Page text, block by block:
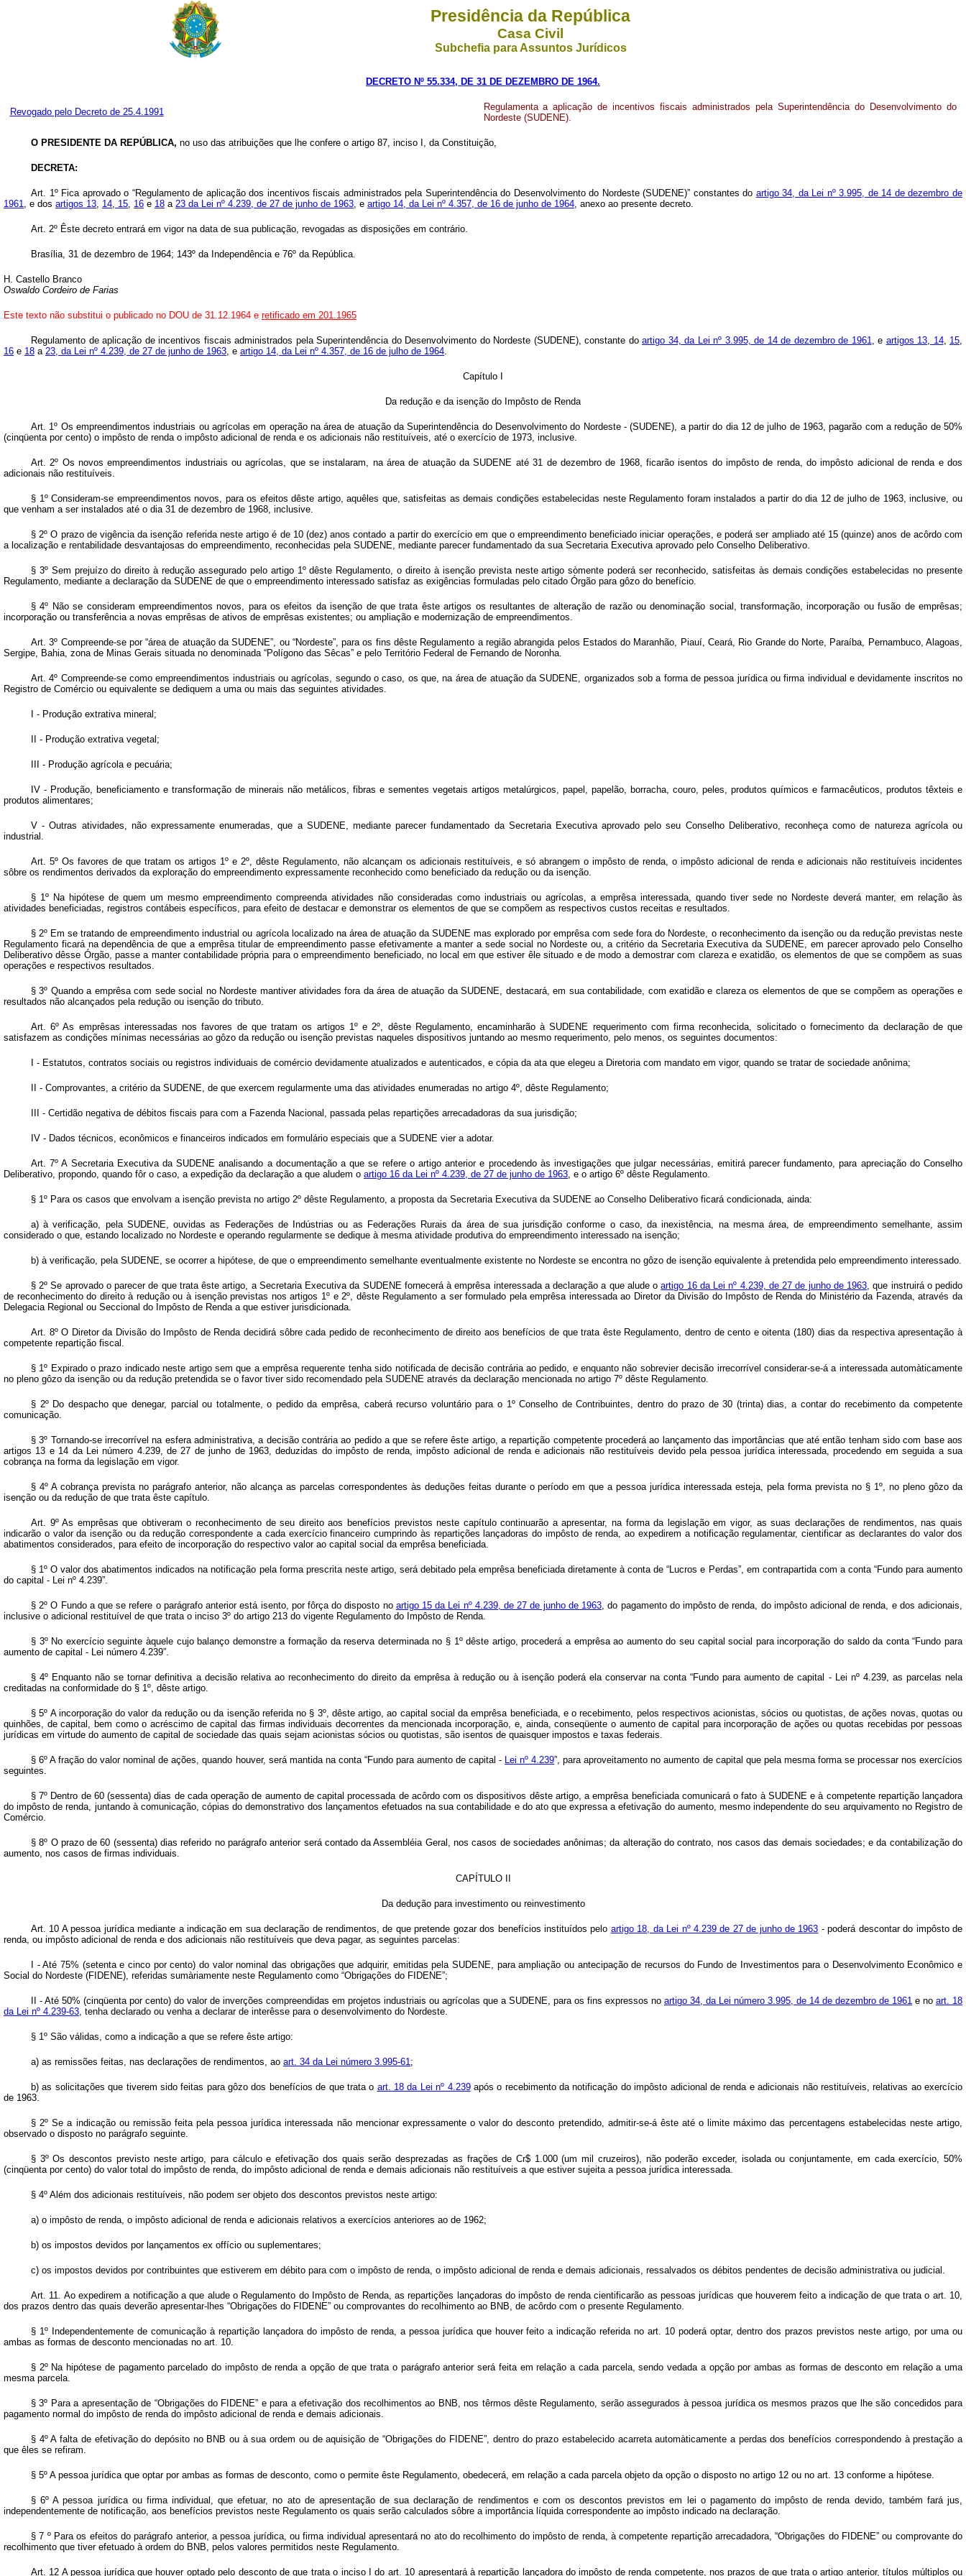
Presidência da República
Casa Civil
Subchefia para Assuntos Jurídicos
DECRETO Nº 55.334, DE 31 DE DEZEMBRO DE 1964.
Revogado pelo Decreto de 25.4.1991
Regulamenta a aplicação de incentivos fiscais administrados pela Superintendência do Desenvolvimento do
Nordeste (SUDENE).
O PRESIDENTE DA REPÚBLICA, no uso das atribuições que lhe confere o artigo 87, inciso I, da Constituição,
DECRETA:
Art. 1º Fica aprovado o “Regulamento de aplicação dos incentivos fiscais administrados pela Superintendência do Desenvolvimento do Nordeste (SUDENE)” constantes do artigo 34, da Lei nº 3.995, de 14 de dezembro de
1961, e dos artigos 13, 14, 15, 16 e 18 a 23 da Lei nº 4.239, de 27 de junho de 1963, e artigo 14, da Lei nº 4.357, de 16 de junho de 1964, anexo ao presente decreto.
Art. 2º Êste decreto entrará em vigor na data de sua publicação, revogadas as disposições em contrário.
Brasília, 31 de dezembro de 1964; 143º da Independência e 76º da República.
H. Castello Branco
Oswaldo Cordeiro de Farias
Este texto não substitui o publicado no DOU de 31.12.1964 e retificado em 201.1965
Regulamento de aplicação de incentivos fiscais administrados pela Superintendência do Desenvolvimento do Nordeste (SUDENE), constante do artigo 34, da Lei nº 3.995, de 14 de dezembro de 1961, e artigos 13, 14, 15,
16 e 18 a 23, da Lei nº 4.239, de 27 de junho de 1963, e artigo 14, da Lei nº 4.357, de 16 de julho de 1964.
Capítulo I
Da redução e da isenção do Impôsto de Renda
Art. 1º Os empreendimentos industriais ou agrícolas em operação na área de atuação da Superintendência do Desenvolvimento do Nordeste - (SUDENE), a partir do dia 12 de julho de 1963, pagarão com a redução de 50%
(cinqüenta por cento) o impôsto de renda o impôsto adicional de renda e os adicionais não restituíveis, até o exercício de 1973, inclusive.
Art. 2º Os novos empreendimentos industriais ou agrícolas, que se instalaram, na área de atuação da SUDENE até 31 de dezembro de 1968, ficarão isentos do impôsto de renda, do impôsto adicional de renda e dos
adicionais não restituíveis.
§ 1º Consideram-se empreendimentos novos, para os efeitos dêste artigo, aquêles que, satisfeitas as demais condições estabelecidas neste Regulamento foram instalados a partir do dia 12 de julho de 1963, inclusive, ou
que venham a ser instalados até o dia 31 de dezembro de 1968, inclusive.
§ 2º O prazo de vigência da isenção referida neste artigo é de 10 (dez) anos contado a partir do exercício em que o empreendimento beneficiado iniciar operações, e poderá ser ampliado até 15 (quinze) anos de acôrdo com
a localização e rentabilidade desvantajosas do empreendimento, reconhecidas pela SUDENE, mediante parecer fundamentado da sua Secretaria Executiva aprovado pelo Conselho Deliberativo.
§ 3º Sem prejuízo do direito à redução assegurado pelo artigo 1º dêste Regulamento, o direito à isenção prevista neste artigo sòmente poderá ser reconhecido, satisfeitas às demais condições estabelecidas no presente
Regulamento, mediante a declaração da SUDENE de que o empreendimento interessado satisfaz as exigências formuladas pelo citado Órgão para gôzo do benefício.
§ 4º Não se consideram empreendimentos novos, para os efeitos da isenção de que trata êste artigos os resultantes de alteração de razão ou denominação social, transformação, incorporação ou fusão de emprêsas;
incorporação ou transferência a novas emprêsas de ativos de emprêsas existentes; ou ampliação e modernização de empreendimentos.
Art. 3º Compreende-se por “área de atuação da SUDENE”, ou “Nordeste”, para os fins dêste Regulamento a região abrangida pelos Estados do Maranhão, Piauí, Ceará, Rio Grande do Norte, Paraíba, Pernambuco, Alagoas,
Sergipe, Bahia, zona de Minas Gerais situada no denominada “Polígono das Sêcas” e pelo Território Federal de Fernando de Noronha.
Art. 4º Compreende-se como empreendimentos industriais ou agrícolas, segundo o caso, os que, na área de atuação da SUDENE, organizados sob a forma de pessoa jurídica ou firma individual e devidamente inscritos no
Registro de Comércio ou equivalente se dediquem a uma ou mais das seguintes atividades.
I - Produção extrativa mineral;
II - Produção extrativa vegetal;
III - Produção agrícola e pecuária;
IV - Produção, beneficiamento e transformação de minerais não metálicos, fibras e sementes vegetais artigos metalúrgicos, papel, papelão, borracha, couro, peles, produtos químicos e farmacêuticos, produtos têxteis e
produtos alimentares;
V - Outras atividades, não expressamente enumeradas, que a SUDENE, mediante parecer fundamentado da Secretaria Executiva aprovado pelo seu Conselho Deliberativo, reconheça como de natureza agrícola ou
industrial.
Art. 5º Os favores de que tratam os artigos 1º e 2º, dêste Regulamento, não alcançam os adicionais restituíveis, e só abrangem o impôsto de renda, o impôsto adicional de renda e adicionais não restituíveis incidentes
sôbre os rendimentos derivados da exploração do empreendimento expressamente reconhecido como beneficiado da redução ou da isenção.
§ 1º Na hipótese de quem um mesmo empreendimento compreenda atividades não consideradas como industriais ou agrícolas, a emprêsa interessada, quando tiver sede no Nordeste deverá manter, em relação às
atividades beneficiadas, registros contábeis específicos, para efeito de destacar e demonstrar os elementos de que se compõem as respectivos custos receitas e resultados.
§ 2º Em se tratando de empreendimento industrial ou agrícola localizado na área de atuação da SUDENE mas explorado por emprêsa com sede fora do Nordeste, o reconhecimento da isenção ou da redução previstas neste
Regulamento ficará na dependência de que a emprêsa titular de empreendimento passe efetivamente a manter a sede social no Nordeste ou, a critério da Secretaria Executiva da SUDENE, em parecer aprovado pelo Conselho
Deliberativo dêsse Órgão, passe a manter contabilidade própria para o empreendimento beneficiado, no local em que estiver êle situado e de modo a demostrar com clareza e exatidão, os elementos de que se compõem as suas
operações e respectivos resultados.
§ 3º Quando a emprêsa com sede social no Nordeste mantiver atividades fora da área de atuação da SUDENE, destacará, em sua contabilidade, com exatidão e clareza os elementos de que se compõem as operações e
resultados não alcançados pela redução ou isenção do tributo.
Art. 6º As emprêsas interessadas nos favores de que tratam os artigos 1º e 2º, dêste Regulamento, encaminharão à SUDENE requerimento com firma reconhecida, solicitado o fornecimento da declaração de que
satisfazem as condições mínimas necessárias ao gôzo da redução ou isenção previstas naqueles dispositivos juntando ao mesmo requerimento, pelo menos, os seguintes documentos:
I - Estatutos, contratos sociais ou registros individuais de comércio devidamente atualizados e autenticados, e cópia da ata que elegeu a Diretoria com mandato em vigor, quando se tratar de sociedade anônima;
II - Comprovantes, a critério da SUDENE, de que exercem regularmente uma das atividades enumeradas no artigo 4º, dêste Regulamento;
III - Certidão negativa de débitos fiscais para com a Fazenda Nacional, passada pelas repartições arrecadadoras da sua jurisdição;
IV - Dados técnicos, econômicos e financeiros indicados em formulário especiais que a SUDENE vier a adotar.
Art. 7º A Secretaria Executiva da SUDENE analisando a documentação a que se refere o artigo anterior e procedendo às investigações que julgar necessárias, emitirá parecer fundamento, para apreciação do Conselho
Deliberativo, propondo, quando fôr o caso, a expedição da declaração a que aludem o artigo 16 da Lei nº 4.239, de 27 de junho de 1963, e o artigo 6º dêste Regulamento.
§ 1º Para os casos que envolvam a isenção prevista no artigo 2º dêste Regulamento, a proposta da Secretaria Executiva da SUDENE ao Conselho Deliberativo ficará condicionada, ainda:
a) à verificação, pela SUDENE, ouvidas as Federações de Indústrias ou as Federações Rurais da área de sua jurisdição conforme o caso, da inexistência, na mesma área, de empreendimento semelhante, assim
considerado o que, estando localizado no Nordeste e operando regularmente se dedique à mesma atividade produtiva do empreendimento interessado na isenção;
b) à verificação, pela SUDENE, se ocorrer a hipótese, de que o empreendimento semelhante eventualmente existente no Nordeste se encontra no gôzo de isenção equivalente à pretendida pelo empreendimento interessado.
§ 2º Se aprovado o parecer de que trata êste artigo, a Secretaria Executiva da SUDENE fornecerá à emprêsa interessada a declaração a que alude oartigo 16 da Lei nº 4.239, de 27 de junho de 1963, que instruirá o pedido
de reconhecimento do direito à redução ou à isenção previstas nos artigos 1º e 2º, dêste Regulamento a ser formulado pela emprêsa interessada ao Diretor da Divisão do Impôsto de Renda do Ministério da Fazenda, através da
Delegacia Regional ou Seccional do Impôsto de Renda a que estiver jurisdicionada.
Art. 8º O Diretor da Divisão do Impôsto de Renda decidirá sôbre cada pedido de reconhecimento de direito aos benefícios de que trata êste Regulamento, dentro de cento e oitenta (180) dias da respectiva apresentação à
competente repartição fiscal.
§ 1º Expirado o prazo indicado neste artigo sem que a emprêsa requerente tenha sido notificada de decisão contrária ao pedido, e enquanto não sobrevier decisão irrecorrível considerar-se-á a interessada automàticamente
no pleno gôzo da isenção ou da redução pretendida se o favor tiver sido recomendado pela SUDENE através da declaração mencionada no artigo 7º dêste Regulamento.
§ 2º Do despacho que denegar, parcial ou totalmente, o pedido da emprêsa, caberá recurso voluntário para o 1º Conselho de Contribuintes, dentro do prazo de 30 (trinta) dias, a contar do recebimento da competente
comunicação.
§ 3º Tornando-se irrecorrível na esfera administrativa, a decisão contrária ao pedido a que se refere êste artigo, a repartição competente procederá ao lançamento das importâncias que até então tenham sido com base aos
artigos 13 e 14 da Lei número 4.239, de 27 de junho de 1963, deduzidas do impôsto de renda, impôsto adicional de renda e adicionais não restituíveis devido pela pessoa jurídica interessada, procedendo em seguida a sua
cobrança na forma da legislação em vigor.
§ 4º A cobrança prevista no parágrafo anterior, não alcança as parcelas correspondentes às deduções feitas durante o período em que a pessoa jurídica interessada esteja, pela forma prevista no § 1º, no pleno gôzo da
isenção ou da redução de que trata êste capítulo.
Art. 9º As emprêsas que obtiveram o reconhecimento de seu direito aos benefícios previstos neste capítulo continuarão a apresentar, na forma da legislação em vigor, as suas declarações de rendimentos, nas quais
indicarão o valor da isenção ou da redução correspondente a cada exercício financeiro cumprindo às repartições lançadoras do impôsto de renda, ao expedirem a notificação regulamentar, cientificar as declarantes do valor dos
abatimentos considerados, para efeito de incorporação do respectivo valor ao capital social da emprêsa beneficiada.
§ 1º O valor dos abatimentos indicados na notificação pela forma prescrita neste artigo, será debitado pela emprêsa beneficiada diretamente à conta de “Lucros e Perdas”, em contrapartida com a conta “Fundo para aumento
do capital - Lei nº 4.239”.
§ 2º O Fundo a que se refere o parágrafo anterior está isento, por fôrça do disposto no artigo 15 da Lei nº 4.239, de 27 de junho de 1963, do pagamento do impôsto de renda, do impôsto adicional de renda, e dos adicionais,
inclusive o adicional restituível de que trata o inciso 3º do artigo 213 do vigente Regulamento do Impôsto de Renda.
§ 3º No exercício seguinte àquele cujo balanço demonstre a formação da reserva determinada no § 1º dêste artigo, procederá a emprêsa ao aumento do seu capital social para incorporação do saldo da conta “Fundo para
aumento de capital - Lei número 4.239”.
§ 4º Enquanto não se tornar definitiva a decisão relativa ao reconhecimento do direito da emprêsa à redução ou à isenção poderá ela conservar na conta “Fundo para aumento de capital - Lei nº 4.239, as parcelas nela
creditadas na conformidade do § 1º, dêste artigo.
§ 5º A incorporação do valor da redução ou da isenção referida no § 3º, dêste artigo, ao capital social da emprêsa beneficiada, e o recebimento, pelos respectivos acionistas, sócios ou quotistas, de ações novas, quotas ou
quinhões, de capital, bem como o acréscimo de capital das firmas individuais decorrentes da mencionada incorporação, e, ainda, conseqüente o aumento de capital para incorporação de ações ou quotas recebidas por pessoas
jurídicas em virtude do aumento de capital de sociedade das quais sejam acionistas sócios ou quotistas, são isentos de quaisquer impostos e taxas federais.
§ 6º A fração do valor nominal de ações, quando houver, será mantida na conta “Fundo para aumento de capital - Lei nº 4.239”, para aproveitamento no aumento de capital que pela mesma forma se processar nos exercícios
seguintes.
§ 7º Dentro de 60 (sessenta) dias de cada operação de aumento de capital processada de acôrdo com os dispositivos dêste artigo, a emprêsa beneficiada comunicará o fato à SUDENE e à competente repartição lançadora
do impôsto de renda, juntando à comunicação, cópias do demonstrativo dos lançamentos efetuados na sua contabilidade e do ato que expressa a efetivação do aumento, mesmo independente do seu arquivamento no Registro de
Comércio.
§ 8º O prazo de 60 (sessenta) dias referido no parágrafo anterior será contado da Assembléia Geral, nos casos de sociedades anônimas; da alteração do contrato, nos casos das demais sociedades; e da contabilização do
aumento, nos casos de firmas individuais.
CAPÍTULO II
Da dedução para investimento ou reinvestimento
Art. 10 A pessoa jurídica mediante a indicação em sua declaração de rendimentos, de que pretende gozar dos benefícios instituídos pelo artigo 18, da Lei nº 4.239 de 27 de junho de 1963 - poderá descontar do impôsto de
renda, ou impôsto adicional de renda e dos adicionais não restituíveis que deva pagar, as seguintes parcelas:
I - Até 75% (setenta e cinco por cento) do valor nominal das obrigações que adquirir, emitidas pela SUDENE, para ampliação ou antecipação de recursos do Fundo de Investimentos para o Desenvolvimento Econômico e
Social do Nordeste (FIDENE), referidas sumàriamente neste Regulamento como “Obrigações do FIDENE”;
II - Até 50% (cinqüenta por cento) do valor de inverções compreendidas em projetos industriais ou agrícolas que a SUDENE, para os fins expressos no artigo 34, da Lei número 3.995, de 14 de dezembro de 1961 e no art. 18
da Lei nº 4.239-63, tenha declarado ou venha a declarar de interêsse para o desenvolvimento do Nordeste.
§ 1º São válidas, como a indicação a que se refere êste artigo:
a) as remissões feitas, nas declarações de rendimentos, ao art. 34 da Lei número 3.995-61;
b) as solicitações que tiverem sido feitas para gôzo dos benefícios de que trata o art. 18 da Lei nº 4.239após o recebimento da notificação do impôsto adicional de renda e adicionais não restituíveis, relativas ao exercício
de 1963.
§ 2º Se a indicação ou remissão feita pela pessoa jurídica interessada não mencionar expressamente o valor do desconto pretendido, admitir-se-á êste até o limite máximo das percentagens estabelecidas neste artigo,
observado o disposto no parágrafo seguinte.
§ 3º Os descontos previsto neste artigo, para cálculo e efetivação dos quais serão desprezadas as frações de Cr$ 1.000 (um mil cruzeiros), não poderão exceder, isolada ou conjuntamente, em cada exercício, 50%
(cinqüenta por cento) do valor total do impôsto de renda, do impôsto adicional de renda e demais adicionais não restituíveis a que estiver sujeita a pessoa jurídica interessada.
§ 4º Além dos adicionais restituíveis, não podem ser objeto dos descontos previstos neste artigo:
a) o impôsto de renda, o impôsto adicional de renda e adicionais relativos a exercícios anteriores ao de 1962;
b) os impostos devidos por lançamentos ex offício ou suplementares;
c) os impostos devidos por contribuintes que estiverem em débito para com o impôsto de renda, o impôsto adicional de renda e demais adicionais, ressalvados os débitos pendentes de decisão administrativa ou judicial.
Art. 11. Ao expedirem a notificação a que alude o Regulamento do Impôsto de Renda, as repartições lançadoras do impôsto de renda cientificarão as pessoas jurídicas que houverem feito a indicação de que trata o art. 10,
dos prazos dentro das quais deverão apresentar-lhes “Obrigações do FIDENE” ou comprovantes do recolhimento ao BNB, de acôrdo com o presente Regulamento.
§ 1º Independentemente de comunicação à repartição lançadora do impôsto de renda, a pessoa jurídica que houver feito a indicação referida no art. 10 poderá optar, dentro dos prazos previstos neste artigo, por uma ou
ambas as formas de desconto mencionadas no art. 10.
§ 2º Na hipótese de pagamento parcelado do impôsto de renda a opção de que trata o parágrafo anterior será feita em relação a cada parcela, sendo vedada a opção por ambas as formas de desconto em relação a uma
mesma parcela.
§ 3º Para a apresentação de “Obrigações do FIDENE” e para a efetivação dos recolhimentos ao BNB, nos têrmos dêste Regulamento, serão assegurados à pessoa jurídica os mesmos prazos que lhe são concedidos para
pagamento normal do impôsto de renda do impôsto adicional de renda e demais adicionais.
§ 4º A falta de efetivação do depósito no BNB ou à sua ordem ou de aquisição de “Obrigações do FIDENE”, dentro do prazo estabelecido acarreta automàticamente a perdas dos benefícios correspondendo à prestação a
que êles se refiram.
§ 5º A pessoa jurídica que optar por ambas as formas de desconto, como o permite êste Regulamento, obedecerá, em relação a cada parcela objeto da opção o disposto no artigo 12 ou no art. 13 conforme a hipótese.
§ 6º A pessoa jurídica ou firma individual, que efetuar, no ato de apresentação de sua declaração de rendimentos e com os descontos previstos em lei o pagamento do impôsto de renda devido, também fará jus,
independentemente de notificação, aos benefícios previstos neste Regulamento os quais serão calculados sôbre a importância líquida correspondente ao impôsto indicado na declaração.
§ 7 º Para os efeitos do parágrafo anterior, a pessoa jurídica, ou firma individual apresentará no ato do recolhimento do impôsto de renda, à competente repartição arrecadadora, “Obrigações do FIDENE” ou comprovante do
recolhimento que tiver efetuado à ordem do BNB, pelos valores permitidos neste Regulamento.
Art. 12 A pessoa jurídica que houver optado pelo desconto de que trata o inciso I do art. 10 apresentará à repartição lançadora do impôsto de renda competente, nos prazos de que trata o artigo anterior, títulos múltiplos ou